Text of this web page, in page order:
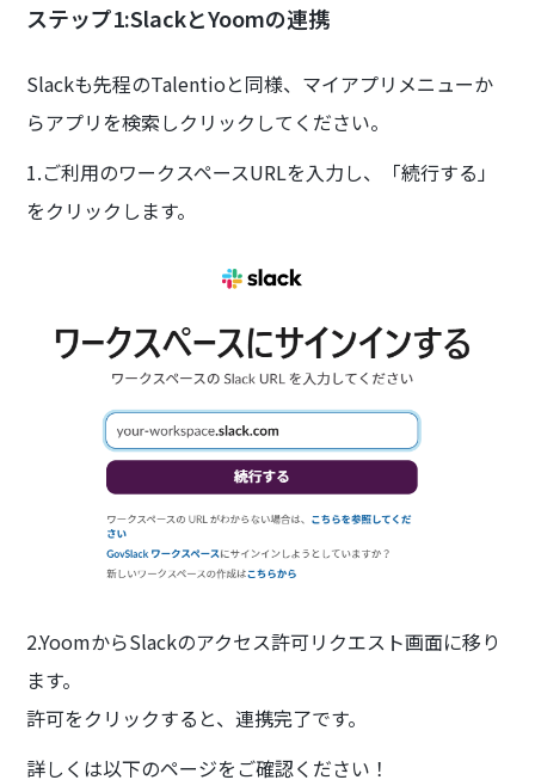
ステップ1:SlackとYoomの連携
Slackも先程のTalentioと同様、マイアプリメニューか
らアプリを検索しクリックしてください。
1.ご利用のワークスペースURLを入力し、「続行する」
をクリックします。
2.YoomからSlackのアクセス許可リクエスト画面に移り
ます。
許可をクリックすると、連携完了です。
詳しくは以下のページをご確認ください！